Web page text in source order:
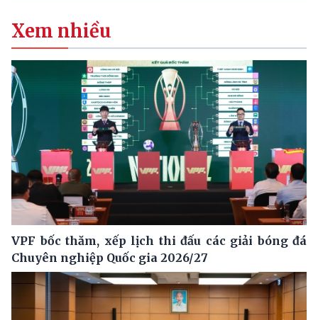
Xem nhiều
VPF bốc thăm, xếp lịch thi đấu các giải bóng đá
Chuyên nghiệp Quốc gia 2026/27